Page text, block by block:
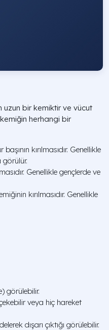
bir kemiktir ve vücut
kemiğin herhangi bir
kırılmasıdır. Genellikle
görülür.
Genellikle gençlerde ve
kırılmasıdır. Genellikle
görülebilir.
veya hiç hareket
dışarı çıktığı görülebilir.